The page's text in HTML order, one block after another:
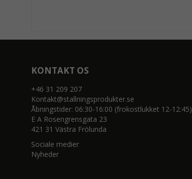
KONTAKT OS
+46 31 209 207
Kontakt@stallningsprodukter.se
Åbningstider: 06:30-16:00 (frokostlukket 12-12:45)
E A Rosengrensgata 23
421 31 Västra Frölunda
Sociale medier
Nyheder